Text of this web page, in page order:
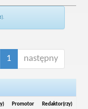
1 następny
Promotor Redaktor(rzy)